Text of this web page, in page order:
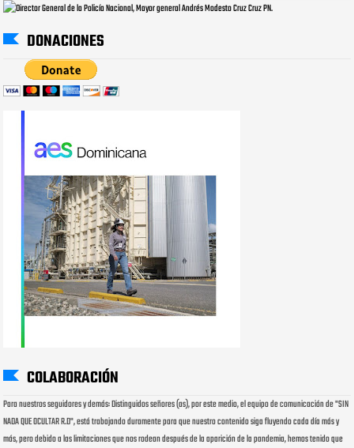
DONACIONES
COLABORACIÓN
Para nuestros seguidores y demás: Distinguidos señores (as), por este medio, el equipo de comunicación de "SIN
NADA QUE OCULTAR R.D", está trabajando duramente para que nuestro contenido siga fluyendo cada día más y
más, pero debido a las limitaciones que nos rodean después de la aparición de la pandemia, hemos tenido que